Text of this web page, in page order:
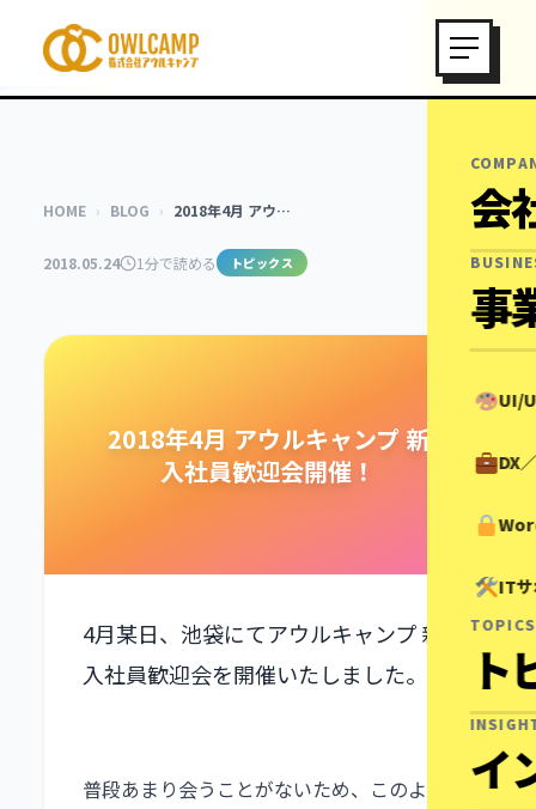
会
事
UI/
DX
IT
TOPICS
ト
イ
HOME › BLOG › 2018年4月 アウ…
2018.05.24 1分で読める トピックス
2018年4月 アウルキャンプ 新
入社員歓迎会開催！
4月某日、池袋にてアウルキャンプ 新
入社員歓迎会を開催いたしました。
普段あまり会うことがないため、このよう